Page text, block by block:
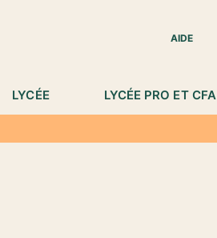
AIDE
LYCÉE LYCÉE PRO ET CFA